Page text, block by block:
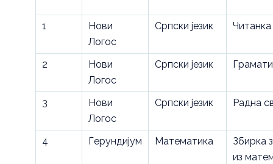
1
Нови
Логос
Српски језик Читанка
2
Нови
Логос
Српски језик
3
Нови
Логос
Српски језик Радна
4 Герундијум Математика
Збирка
из